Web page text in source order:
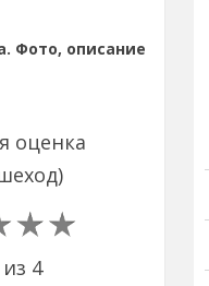
Фото, описание
оценка
из 4